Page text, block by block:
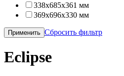
338x685x361 мм
369x696x330 мм
Применить Сбросить фильтр
Eclipse